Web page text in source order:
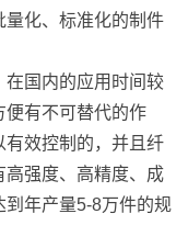
量化、标准化的制件
在国内的应用时间较
便有不可替代的作
有效控制的，并且纤
高强度、高精度、成
到年产量5-8万件的规